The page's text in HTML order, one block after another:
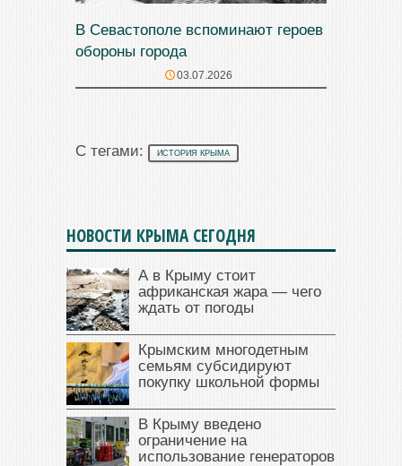
В Севастополе вспоминают героев
обороны города
03.07.2026
С тегами: ИСТОРИЯ КРЫМА
НОВОСТИ КРЫМА СЕГОДНЯ
А в Крыму стоит
африканская жара — чего
ждать от погоды
Крымским многодетным
семьям субсидируют
покупку школьной формы
В Крыму введено
ограничение на
использование генераторов